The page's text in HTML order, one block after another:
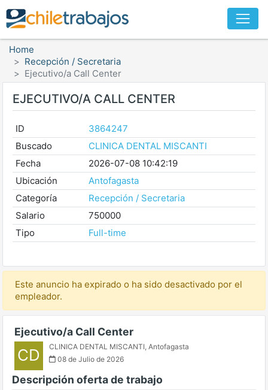
Home
Recepción / Secretaria
Ejecutivo/a Call Center
EJECUTIVO/A CALL CENTER
ID
3864247
Buscado
CLINICA DENTAL MISCANTI
Fecha
2026-07-08 10:42:19
Ubicación
Antofagasta
Categoría
Recepción / Secretaria
Salario
750000
Tipo
Full-time
Este anuncio ha expirado o ha sido desactivado por el
empleador.
Ejecutivo/a Call Center
CD CLINICA DENTAL MISCANTI, Antofagasta
08 de Julio de 2026
Descripción oferta de trabajo